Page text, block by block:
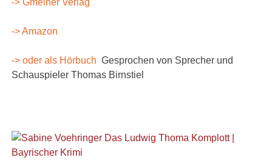
-> Gmeiner Verlag
-> Amazon
-> oder als Hörbuch Gesprochen von Sprecher und
Schauspieler Thomas Birnstiel